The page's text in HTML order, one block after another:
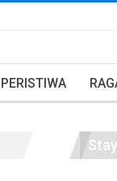
PERISTIWA